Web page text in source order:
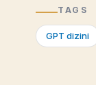
TAGS
GPT dizini